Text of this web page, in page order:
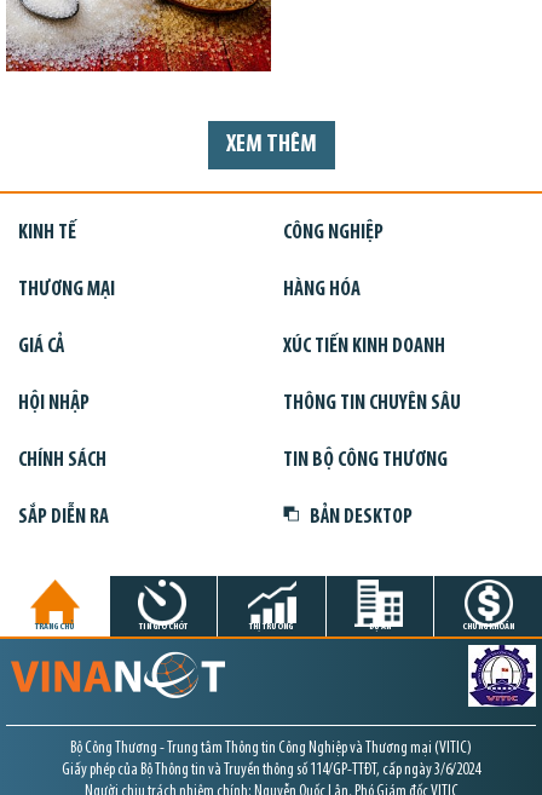
XEM THÊM
KINH TẾ CÔNG NGHIỆP
THƯƠNG MẠI HÀNG HÓA
GIÁ CẢ XÚC TIẾN KINH DOANH
HỘI NHẬP THÔNG TIN CHUYÊN SÂU
CHÍNH SÁCH TIN BỘ CÔNG THƯƠNG
SẮP DIỄN RA BẢN DESKTOP
TRANG CHỦ TIN GIỜ CHÓT THỊ TRƯỜNG DỰ ÁN CHỨNG KHOÁN
Bộ Công Thương - Trung tâm Thông tin Công Nghiệp và Thương mại (VITIC)
Giấy phép của Bộ Thông tin và Truyền thông số 114/GP-TTĐT, cấp ngày 3/6/2024